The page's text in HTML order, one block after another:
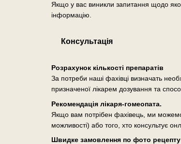
Якщо у вас виникли запитання щодо
інформацію.
Консультація
Розрахунок кількості препаратів
За потреби наші фахівці визначать
призначеної лікарем дозування та
Рекомендація лікаря-гомеопата.
Якщо вам потрібен фахівець, ми
можливості) або того, хто консультує
Швидке замовлення по фото рецепту